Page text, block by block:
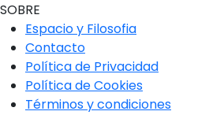
SOBRE
Espacio y Filosofia
Contacto
Política de Privacidad
Política de Cookies
Términos y condiciones